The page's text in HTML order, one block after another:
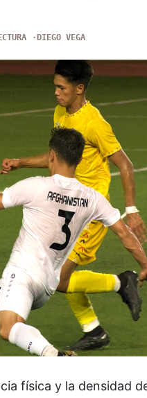
DIEGO VEGA
física y la densidad